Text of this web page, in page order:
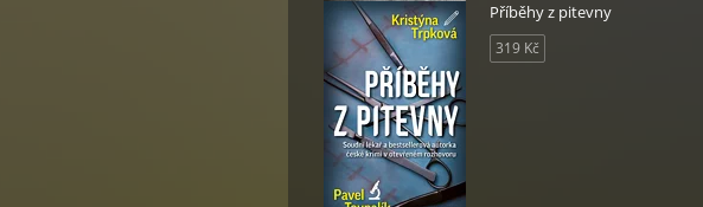
Příběhy z pitevny
319 Kč